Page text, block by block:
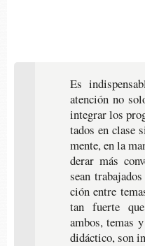
Es
aten­ción no
inte­grar los
ta­dos en clase
men­te, en la
de­rar más
sean
ción entre
tan fuer­te
ambos, temas
didác­ti­co, son